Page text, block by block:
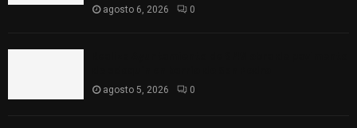
agosto 6, 2026 0
agosto 5, 2026 0